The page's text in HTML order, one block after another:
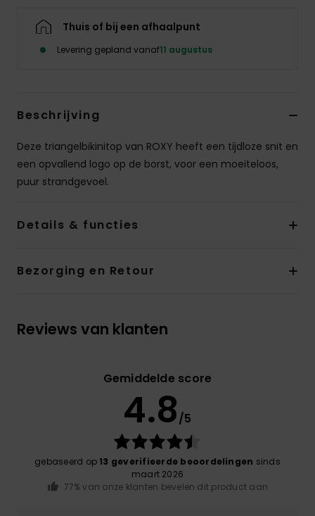
Thuis of bij een afhaalpunt
Levering gepland vanaf11 augustus
Beschrijving
Deze triangelbikinitop van ROXY heeft een tijdloze snit en
een opvallend logo op de borst, voor een moeiteloos,
puur strandgevoel.
Details & functies
Bezorging en Retour
Reviews van klanten
Gemiddelde score
4.8/5
gebaseerd op 13 geverifieerde beoordelingen sinds
maart 2026
77% van onze klanten bevelen dit product aan